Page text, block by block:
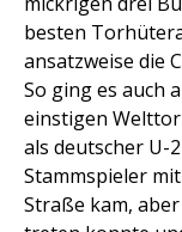
besten
ansatzweise die
So ging es auch
einstigen
als deutscher U-
Stammspieler
Straße kam,